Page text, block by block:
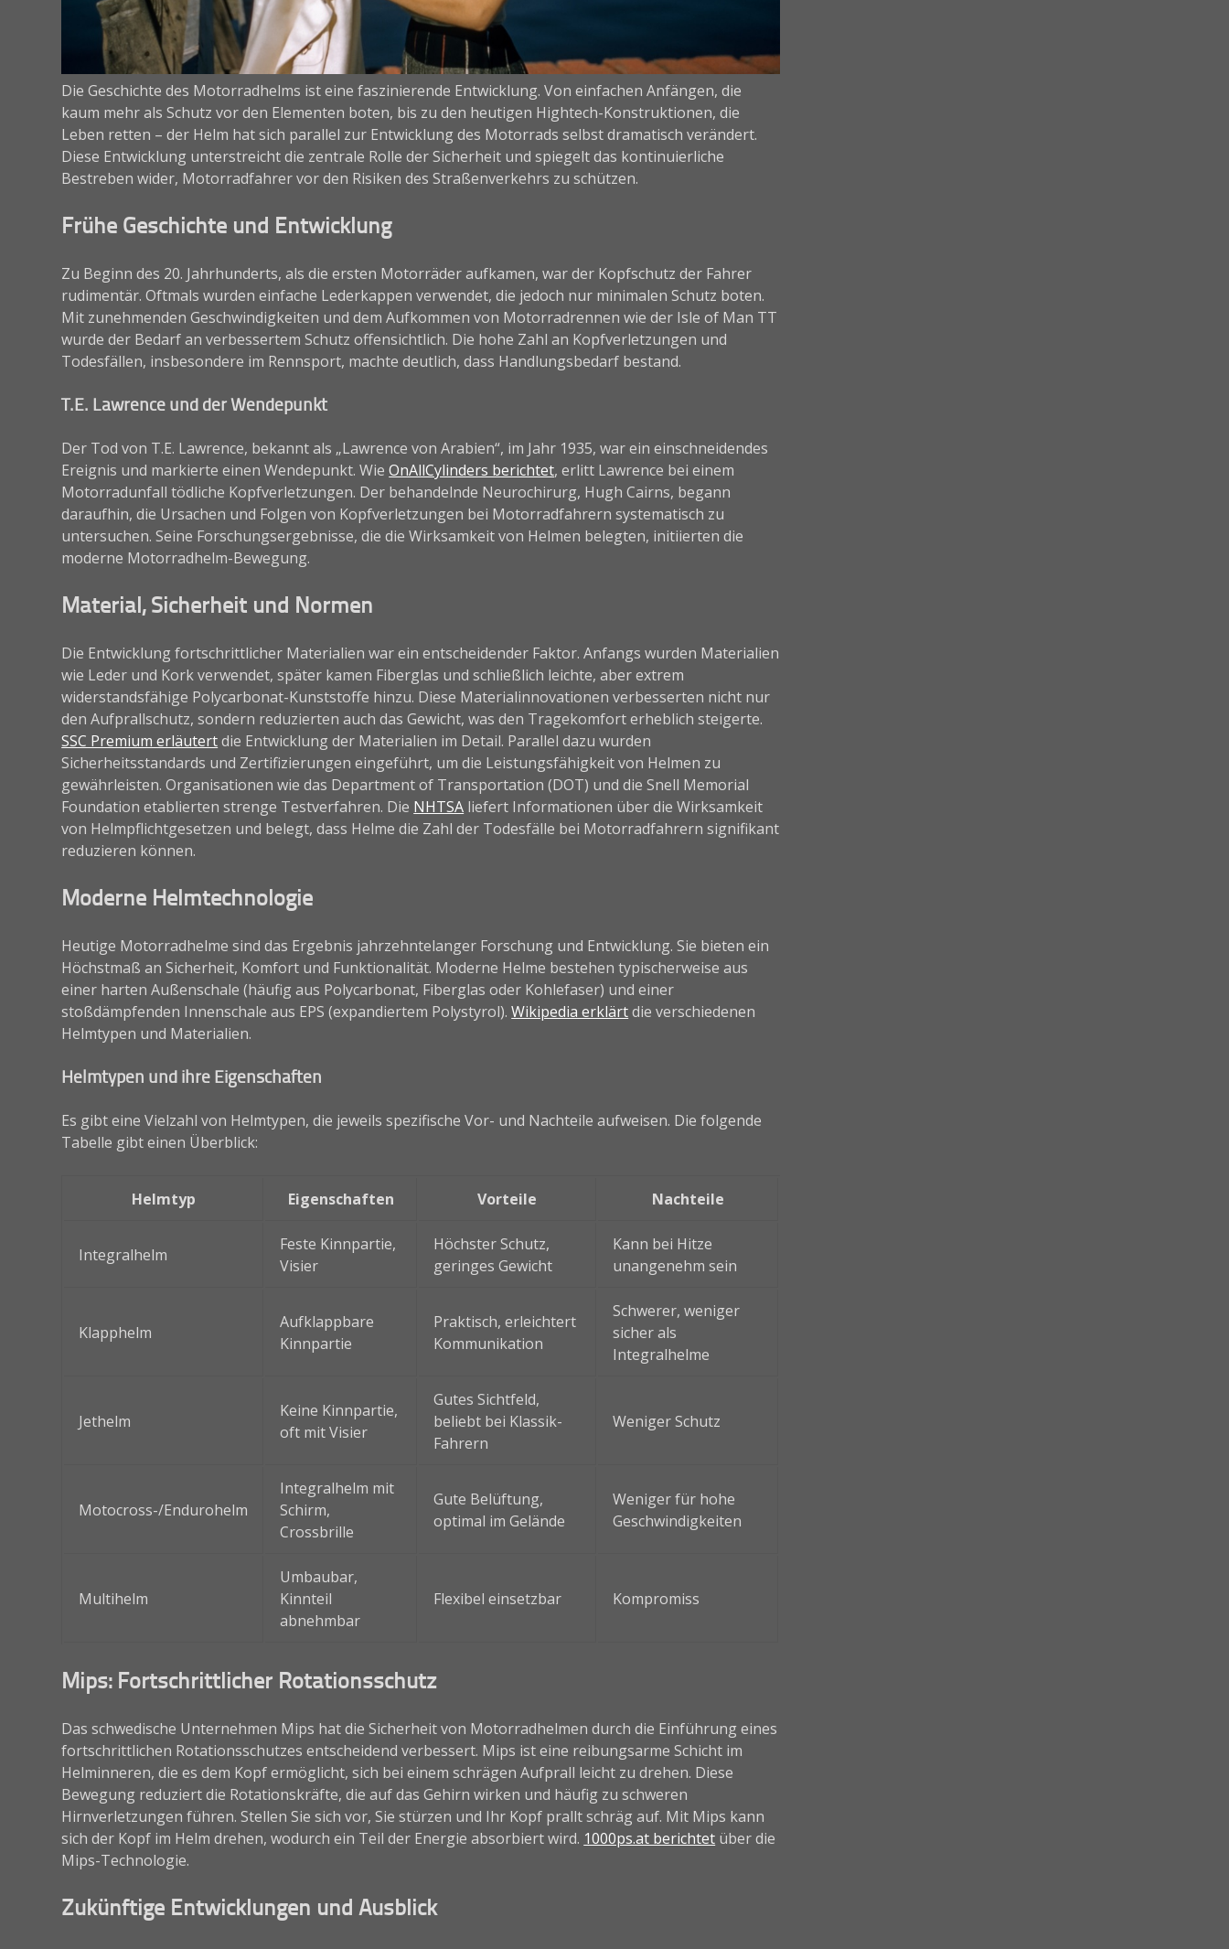
Die Geschichte des Motorradhelms ist eine faszinierende Entwicklung. Von einfachen Anfängen, die
kaum mehr als Schutz vor den Elementen boten, bis zu den heutigen Hightech-Konstruktionen, die
Leben retten – der Helm hat sich parallel zur Entwicklung des Motorrads selbst dramatisch verändert.
Diese Entwicklung unterstreicht die zentrale Rolle der Sicherheit und spiegelt das kontinuierliche
Bestreben wider, Motorradfahrer vor den Risiken des Straßenverkehrs zu schützen.
Frühe Geschichte und Entwicklung
Zu Beginn des 20. Jahrhunderts, als die ersten Motorräder aufkamen, war der Kopfschutz der Fahrer
rudimentär. Oftmals wurden einfache Lederkappen verwendet, die jedoch nur minimalen Schutz boten.
Mit zunehmenden Geschwindigkeiten und dem Aufkommen von Motorradrennen wie der Isle of Man TT
wurde der Bedarf an verbessertem Schutz offensichtlich. Die hohe Zahl an Kopfverletzungen und
Todesfällen, insbesondere im Rennsport, machte deutlich, dass Handlungsbedarf bestand.
T.E. Lawrence und der Wendepunkt
Der Tod von T.E. Lawrence, bekannt als „Lawrence von Arabien“, im Jahr 1935, war ein einschneidendes
Ereignis und markierte einen Wendepunkt. WieOnAllCylinders berichtet, erlitt Lawrence bei einem
Motorradunfall tödliche Kopfverletzungen. Der behandelnde Neurochirurg, Hugh Cairns, begann
daraufhin, die Ursachen und Folgen von Kopfverletzungen bei Motorradfahrern systematisch zu
untersuchen. Seine Forschungsergebnisse, die die Wirksamkeit von Helmen belegten, initiierten die
moderne Motorradhelm-Bewegung.
Material, Sicherheit und Normen
Die Entwicklung fortschrittlicher Materialien war ein entscheidender Faktor. Anfangs wurden Materialien
wie Leder und Kork verwendet, später kamen Fiberglas und schließlich leichte, aber extrem
widerstandsfähige Polycarbonat-Kunststoffe hinzu. Diese Materialinnovationen verbesserten nicht nur
den Aufprallschutz, sondern reduzierten auch das Gewicht, was den Tragekomfort erheblich steigerte.
SSC Premium erläutertdie Entwicklung der Materialien im Detail. Parallel dazu wurden
Sicherheitsstandards und Zertifizierungen eingeführt, um die Leistungsfähigkeit von Helmen zu
gewährleisten. Organisationen wie das Department of Transportation (DOT) und die Snell Memorial
Foundation etablierten strenge Testverfahren. Die NHTSA liefert Informationen über die Wirksamkeit
von Helmpflichtgesetzen und belegt, dass Helme die Zahl der Todesfälle bei Motorradfahrern signifikant
reduzieren können.
Moderne Helmtechnologie
Heutige Motorradhelme sind das Ergebnis jahrzehntelanger Forschung und Entwicklung. Sie bieten ein
Höchstmaß an Sicherheit, Komfort und Funktionalität. Moderne Helme bestehen typischerweise aus
einer harten Außenschale (häufig aus Polycarbonat, Fiberglas oder Kohlefaser) und einer
stoßdämpfenden Innenschale aus EPS (expandiertem Polystyrol).Wikipedia erklärtdie verschiedenen
Helmtypen und Materialien.
Helmtypen und ihre Eigenschaften
Es gibt eine Vielzahl von Helmtypen, die jeweils spezifische Vor- und Nachteile aufweisen. Die folgende
Tabelle gibt einen Überblick:
Helmtyp Eigenschaften Vorteile Nachteile
Integralhelm
Feste Kinnpartie,
Visier
Höchster Schutz,
geringes Gewicht
Kann bei Hitze
unangenehm sein
Klapphelm
Aufklappbare
Kinnpartie
Praktisch, erleichtert
Kommunikation
Schwerer, weniger
sicher als
Integralhelme
Jethelm
Keine Kinnpartie,
oft mit Visier
Gutes Sichtfeld,
beliebt bei Klassik-
Fahrern
Weniger Schutz
Motocross-/Endurohelm
Integralhelm mit
Schirm,
Crossbrille
Gute Belüftung,
optimal im Gelände
Weniger für hohe
Geschwindigkeiten
Multihelm
Umbaubar,
Kinnteil
abnehmbar
Flexibel einsetzbar Kompromiss
Mips: Fortschrittlicher Rotationsschutz
Das schwedische Unternehmen Mips hat die Sicherheit von Motorradhelmen durch die Einführung eines
fortschrittlichen Rotationsschutzes entscheidend verbessert. Mips ist eine reibungsarme Schicht im
Helminneren, die es dem Kopf ermöglicht, sich bei einem schrägen Aufprall leicht zu drehen. Diese
Bewegung reduziert die Rotationskräfte, die auf das Gehirn wirken und häufig zu schweren
Hirnverletzungen führen. Stellen Sie sich vor, Sie stürzen und Ihr Kopf prallt schräg auf. Mit Mips kann
sich der Kopf im Helm drehen, wodurch ein Teil der Energie absorbiert wird. 1000ps.at berichtet über die
Mips-Technologie.
Zukünftige Entwicklungen und Ausblick